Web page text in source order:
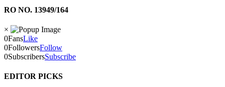
RO NO. 13949/164
×
0FansLike
0FollowersFollow
0SubscribersSubscribe
EDITOR PICKS